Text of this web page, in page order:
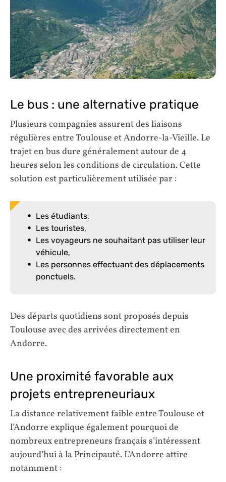
Le bus : une alternative pratique
Plusieurs compagnies assurent des liaisons
régulières entre Toulouse et Andorre-la-Vieille. Le
trajet en bus dure généralement autour de 4
heures selon les conditions de circulation. Cette
solution est particulièrement utilisée par :
Les étudiants,
Les touristes,
Les voyageurs ne souhaitant pas utiliser leur
véhicule,
Les personnes effectuant des déplacements
ponctuels.
Des départs quotidiens sont proposés depuis
Toulouse avec des arrivées directement en
Andorre.
Une proximité favorable aux
projets entrepreneuriaux
La distance relativement faible entre Toulouse et
l’Andorre explique également pourquoi de
nombreux entrepreneurs français s’intéressent
aujourd’hui à la Principauté. L’Andorre attire
notamment :